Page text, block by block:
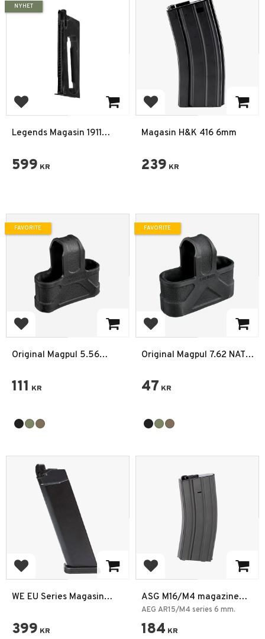
Add to favorites
Legends Magasin 1911
599 KR
NYHET
Add to favorites
Magasin H&K 416 6mm
239 KR
Add to favorites
Original Magpul 5.56
111 KR
FAVORITE
Add to favorites
Original Magpul 7.62 NATO
47 KR
FAVORITE
Add to favorites
WE EU Series Magasin
399 KR
Add to favorites
ASG M16/M4 magazine
mid-cap 130 rd.
AEG AR15/M4 series 6 mm.
184 KR